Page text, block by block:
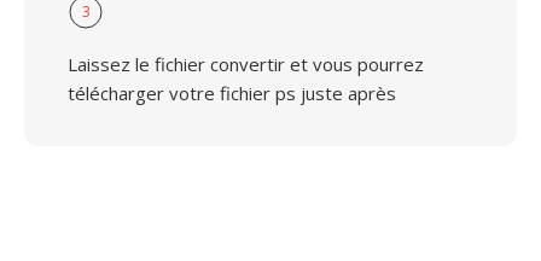
3
Laissez le fichier convertir et vous pourrez
télécharger votre fichier ps juste après